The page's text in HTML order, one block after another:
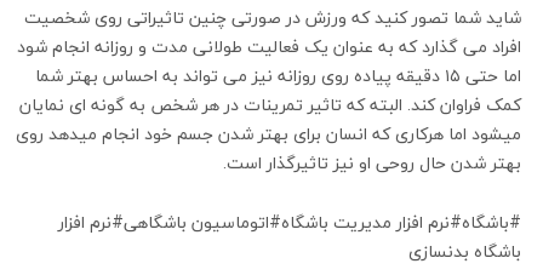
شاید شما تصور کنید که ورزش در صورتی چنین تاثیراتی روی شخصیت
افراد می گذارد که به عنوان یک فعالیت طولانی مدت و روزانه انجام شود
اما حتی ۱۵ دقیقه پیاده روی روزانه نیز می تواند به احساس بهتر شما
کمک فراوان کند. البته که تاثیر تمرینات در هر شخص به گونه ای نمایان
میشود اما هرکاری که انسان برای بهتر شدن جسم خود انجام میدهد روی
بهتر شدن حال روحی او نیز تاثیرگذار است.
#باشگاه#نرم افزار مدیریت باشگاه#اتوماسیون باشگاهی#نرم افزار
باشگاه بدنسازی